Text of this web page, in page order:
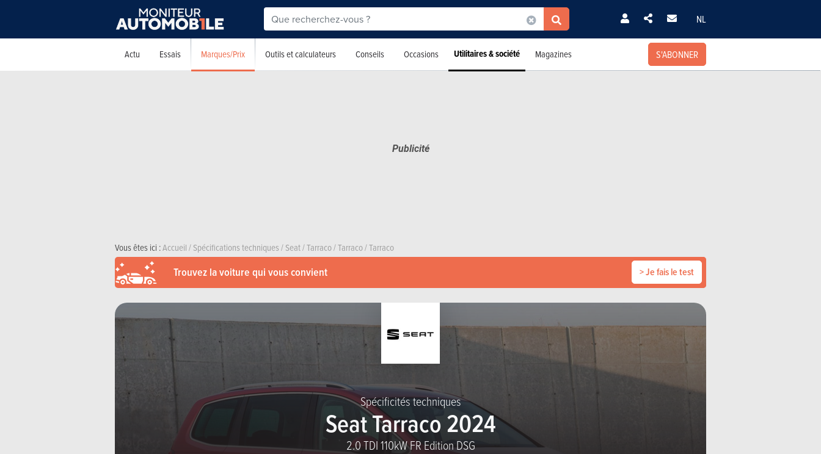
NL
Actu Essais Marques/Prix Outils et calculateurs Conseils Occasions Utilitaires & société Magazines S'ABONNER
Vous êtes ici :Accueil/Spécifications techniques/Seat/Tarraco/Tarraco/Tarraco
Trouvez la voiture qui vous convient > Je fais le test
Spécificités techniques
Seat Tarraco 2024
2.0 TDI 110kW FR Edition DSG